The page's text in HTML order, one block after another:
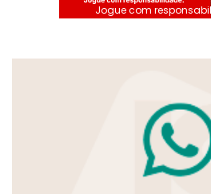
Jogue com